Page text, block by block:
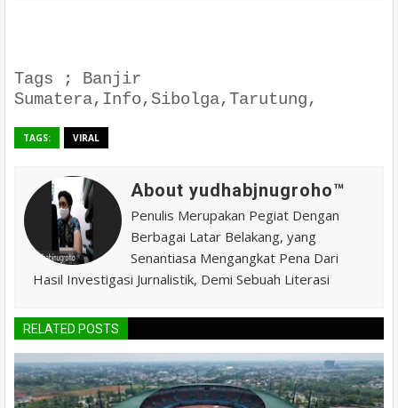
Tags ; Banjir
Sumatera,Info,Sibolga,Tarutung,
TAGS: VIRAL
About yudhabjnugroho™️
Penulis Merupakan Pegiat Dengan
Berbagai Latar Belakang, yang
Senantiasa Mengangkat Pena Dari
Hasil Investigasi Jurnalistik, Demi Sebuah Literasi
RELATED POSTS